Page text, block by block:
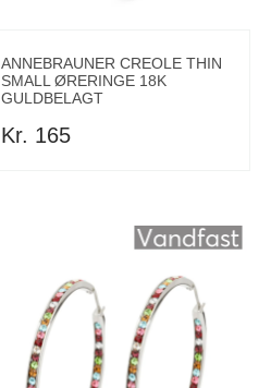
ANNEBRAUNER CREOLE THIN
SMALL ØRERINGE 18K
GULDBELAGT
Kr. 165